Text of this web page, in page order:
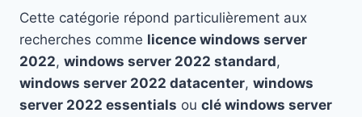
Cette catégorie répond particulièrement aux
recherches comme licence windows server
2022, windows server 2022 standard,
windows server 2022 datacenter, windows
server 2022 essentials ou clé windows server